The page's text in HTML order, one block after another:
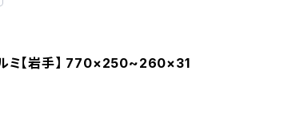
ルミ【岩手】 770×250~260×31